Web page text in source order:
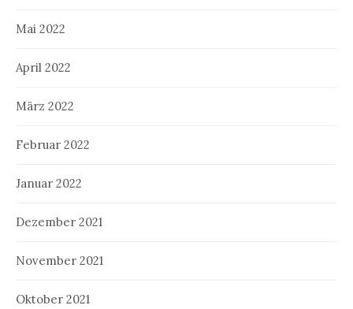
Mai 2022
April 2022
März 2022
Februar 2022
Januar 2022
Dezember 2021
November 2021
Oktober 2021